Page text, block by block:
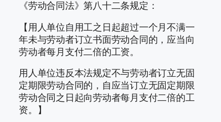
《劳动合同法》第八十二条规定：
【用人单位自用工之日起超过一个月不满一
年未与劳动者订立书面劳动合同的，应当向
劳动者每月支付二倍的工资。
用人单位违反本法规定不与劳动者订立无固
定期限劳动合同的，自应当订立无固定期限
劳动合同之日起向劳动者每月支付二倍的工
资。】